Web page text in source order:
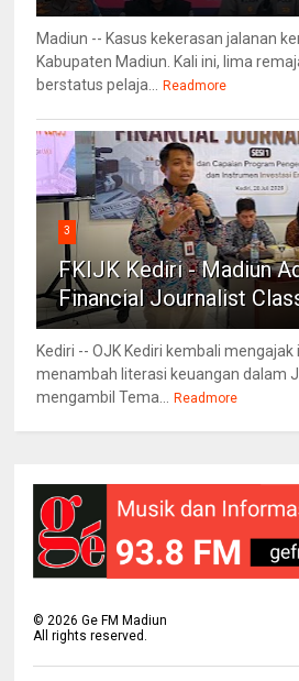
Madiun -- Kasus kekerasan jalanan
Kabupaten Madiun. Kali ini, lima
berstatus pelaja...
Readmore
3
FKIJK Kediri - Madiun
Financial Journalist
Kediri -- OJK Kediri kembali
menambah literasi keuangan dalam
mengambil Tema...
Readmore
©2026 Ge FM Madiun
All rights reserved.